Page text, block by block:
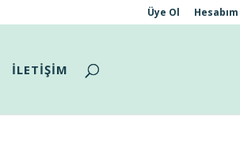
Üye Ol Hesabım
İLETİŞİM